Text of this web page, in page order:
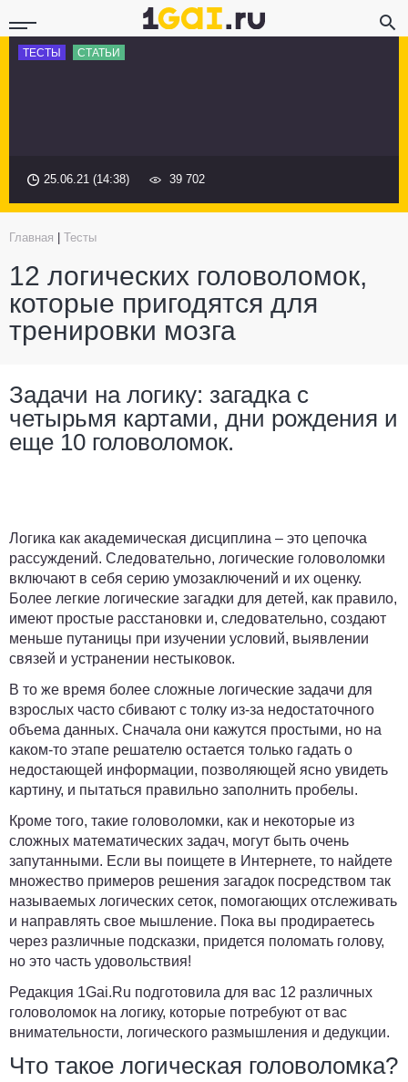
ТЕСТЫ СТАТЬИ
25.06.21 (14:38) 39 702
Главная Тесты
12 логических головоломок,
которые пригодятся для
тренировки мозга
Задачи на логику: загадка с
четырьмя картами, дни рождения и
еще 10 головоломок.
Логика как академическая дисциплина – это цепочка
рассуждений. Следовательно, логические головоломки
включают в себя серию умозаключений и их оценку.
Более легкие логические загадки для детей, как правило,
имеют простые расстановки и, следовательно, создают
меньше путаницы при изучении условий, выявлении
связей и устранении нестыковок.
В то же время более сложные логические задачи для
взрослых часто сбивают с толку из-за недостаточного
объема данных. Сначала они кажутся простыми, но на
каком-то этапе решателю остается только гадать о
недостающей информации, позволяющей ясно увидеть
картину, и пытаться правильно заполнить пробелы.
Кроме того, такие головоломки, как и некоторые из
сложных математических задач, могут быть очень
запутанными. Если вы поищете в Интернете, то найдете
множество примеров решения загадок посредством так
называемых логических сеток, помогающих отслеживать
и направлять свое мышление. Пока вы продираетесь
через различные подсказки, придется поломать голову,
но это часть удовольствия!
Редакция 1Gai.Ru подготовила для вас 12 различных
головоломок на логику, которые потребуют от вас
внимательности, логического размышления и дедукции.
Что такое логическая головоломка?